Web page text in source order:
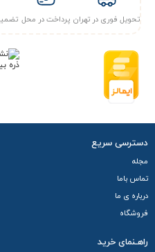
محصول امکان پرداخت درب محل
تحویل فوری در تهران پرداخت در محل
دسترسی سریع
مجله
تماس باما
درباره ی ما
فروشگاه
راهـنمای خرید